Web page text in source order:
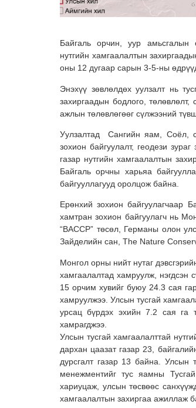
Байгаль орчин, уур амьсгалын
нутгийн хамгаалалтын
оны 12 дугаар сарын 3-5-ны
Энэхүү зөвлөлдөх уулзалт нь
захиргаадын бодлого,
ажлын төлөвлөгөөг сүлжээний
Уулзалтад Сангийн яам, Соёл,
зохион байгуулалт, геодези
газар нутгийн хамгаалалтын
Байгаль орчны харьяа
байгууллагууд оролцож байна.
Ерөнхий зохион байгуулагчаар
хамтран зохион байгуулагч нь
“BACCP” төсөл, Германы олон
Зайделийн сан, The Nature
Монгол орны нийт нутаг
хамгаалалтад хамруулж, нэгдсэн
15 орчим хувийг буюу 24.3 сая
хамруулжээ. Улсын тусгай
урсац бүрдэх эхийн 7.2 сая га
хамрагджээ.
Улсын тусгай хамгаалалттай
дархан цаазат газар 23,
дурсгалт газар 13 байна. Улсын
менежментийг тус яамны
хариуцаж, улсын төсвөөс
хамгаалалтын захиргаа ажиллаж